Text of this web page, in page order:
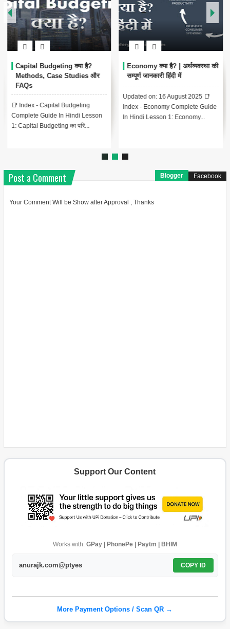
Capital Budgeting क्या है?
Methods, Case Studies और
FAQs
📑 Index - Capital Budgeting
Complete Guide In Hindi Lesson
1: Capital Budgeting का परि...
Economy क्या है? | अर्थव्यवस्था की
सम्पूर्ण जानकारी हिंदी में
Updated on: 16 August 2025 📑
Index - Economy Complete Guide
In Hindi Lesson 1: Economy...
Post a Comment Blogger Facebook
Your Comment Will be Show after Approval , Thanks
Support Our Content
Works with: GPay | PhonePe | Paytm | BHIM
anurajk.com@ptyes COPY ID
More Payment Options / Scan QR →